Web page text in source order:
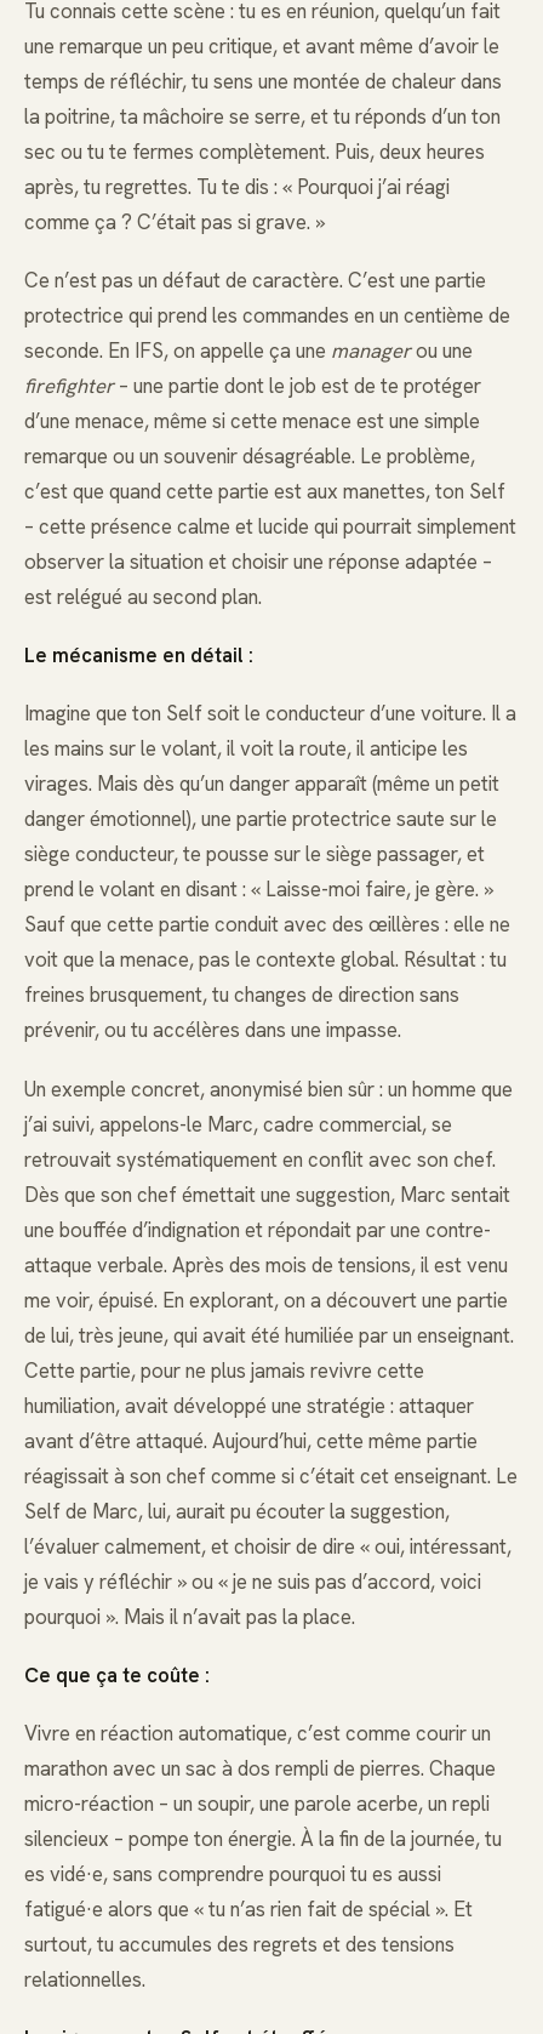
Tu connais cette scène : tu es en réunion, quelqu’un fait
une remarque un peu critique, et avant même d’avoir le
temps de réfléchir, tu sens une montée de chaleur dans
la poitrine, ta mâchoire se serre, et tu réponds d’un ton
sec ou tu te fermes complètement. Puis, deux heures
après, tu regrettes. Tu te dis : « Pourquoi j’ai réagi
comme ça ? C’était pas si grave. »
Ce n’est pas un défaut de caractère. C’est une partie
protectrice qui prend les commandes en un centième de
seconde. En IFS, on appelle ça une managerou une
firefighter– une partie dont le job est de te protéger
d’une menace, même si cette menace est une simple
remarque ou un souvenir désagréable. Le problème,
c’est que quand cette partie est aux manettes, ton Self
– cette présence calme et lucide qui pourrait simplement
observer la situation et choisir une réponse adaptée –
est relégué au second plan.
Le mécanisme en détail :
Imagine que ton Self soit le conducteur d’une voiture. Il a
les mains sur le volant, il voit la route, il anticipe les
virages. Mais dès qu’un danger apparaît (même un petit
danger émotionnel), une partie protectrice saute sur le
siège conducteur, te pousse sur le siège passager, et
prend le volant en disant : « Laisse-moi faire, je gère. »
Sauf que cette partie conduit avec des œillères : elle ne
voit que la menace, pas le contexte global. Résultat : tu
freines brusquement, tu changes de direction sans
prévenir, ou tu accélères dans une impasse.
Un exemple concret, anonymisé bien sûr : un homme que
j’ai suivi, appelons-le Marc, cadre commercial, se
retrouvait systématiquement en conflit avec son chef.
Dès que son chef émettait une suggestion, Marc sentait
une bouffée d’indignation et répondait par une contre-
attaque verbale. Après des mois de tensions, il est venu
me voir, épuisé. En explorant, on a découvert une partie
de lui, très jeune, qui avait été humiliée par un enseignant.
Cette partie, pour ne plus jamais revivre cette
humiliation, avait développé une stratégie : attaquer
avant d’être attaqué. Aujourd’hui, cette même partie
réagissait à son chef comme si c’était cet enseignant. Le
Self de Marc, lui, aurait pu écouter la suggestion,
l’évaluer calmement, et choisir de dire « oui, intéressant,
je vais y réfléchir » ou « je ne suis pas d’accord, voici
pourquoi ». Mais il n’avait pas la place.
Ce que ça te coûte :
Vivre en réaction automatique, c’est comme courir un
marathon avec un sac à dos rempli de pierres. Chaque
micro-réaction – un soupir, une parole acerbe, un repli
silencieux – pompe ton énergie. À la fin de la journée, tu
es vidé·e, sans comprendre pourquoi tu es aussi
fatigué·e alors que « tu n’as rien fait de spécial ». Et
surtout, tu accumules des regrets et des tensions
relationnelles.